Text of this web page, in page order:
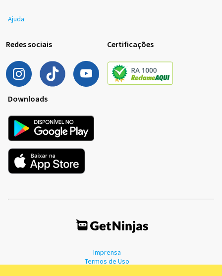
Ajuda
Redes sociais Certificações
Downloads
Imprensa
Termos de Uso